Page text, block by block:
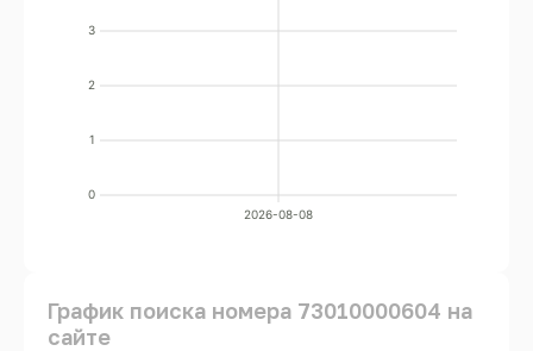
0
1
2
3
2026-08-08
График поиска номера 73010000604 на
сайте